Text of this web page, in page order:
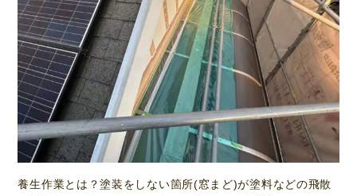
養生作業とは？塗装をしない箇所(窓まど)が塗料などの飛散